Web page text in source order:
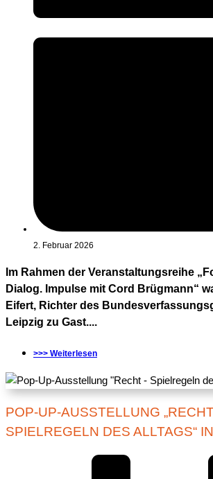
2. Februar 2026
Im Rahmen der Veranstaltungsreihe
Dialog. Impulse mit Cord Brügmann“
Eifert, Richter des
Leipzig zu Gast....
>>> Weiterlesen
POP-UP-AUSSTELLUNG
SPIELREGELN DES ALLTAGS“